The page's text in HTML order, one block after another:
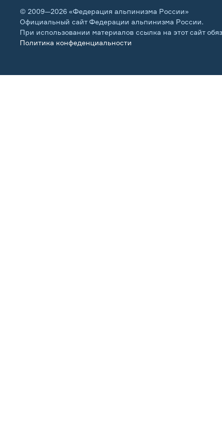
© 2009—2026 «Федерация альпинизма России»
Официальный сайт Федерации альпинизма России.
При использовании материалов ссылка на этот сайт
Политика конфеденциальности